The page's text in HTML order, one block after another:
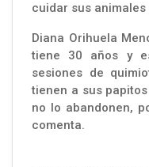
cuidar sus animales
Diana Orihuela
tiene 30 años y
sesiones de
tienen a sus
no lo abandonen,
comenta.